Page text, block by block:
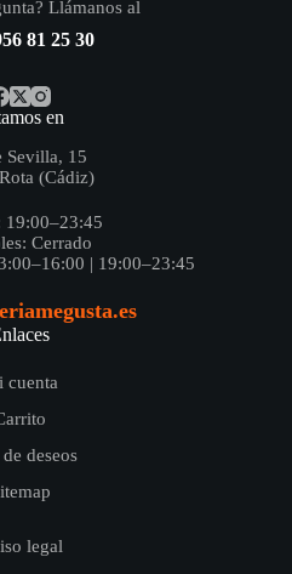
Llámanos al
81 25 30
en
Sevilla, 15
(Cádiz)
19:00–23:45
Cerrado
| 19:00–23:45
cuenta
deseos
legal